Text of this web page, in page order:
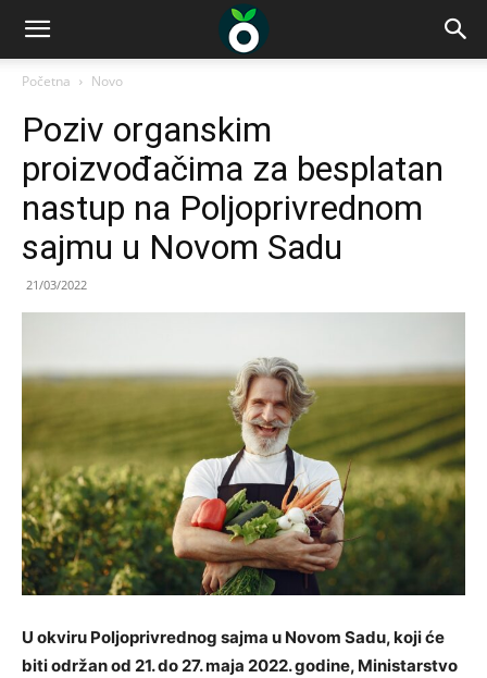
Početna Novo
Poziv organskim
proizvođačima za besplatan
nastup na Poljoprivrednom
sajmu u Novom Sadu
21/03/2022
U okviru Poljoprivrednog sajma u Novom Sadu, koji će
biti održan od 21. do 27. maja 2022. godine, Ministarstvo